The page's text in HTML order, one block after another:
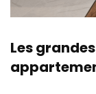
Les